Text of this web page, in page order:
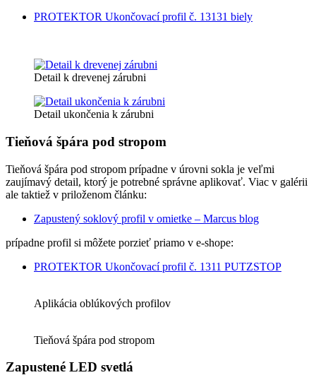
PROTEKTOR Ukončovací profil č. 13131 biely
Detail k drevenej zárubni
Detail ukončenia k zárubni
Tieňová špára pod stropom
Tieňová špára pod stropom prípadne v úrovni sokla je veľmi
zaujímavý detail, ktorý je potrebné správne aplikovať. Viac v galérii
ale taktiež v priloženom článku:
Zapustený soklový profil v omietke – Marcus blog
prípadne profil si môžete porzieť priamo v e-shope:
PROTEKTOR Ukončovací profil č. 1311 PUTZSTOP
Aplikácia oblúkových profilov
Tieňová špára pod stropom
Zapustené LED svetlá